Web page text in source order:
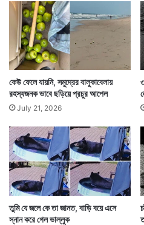
সেক্ষেত্রে কোনওভাবে পালাতে
তাহলে দুর্ঘটনা ঘটতে পারে। যা
গোটা শহরের ভালবাসা নিয়ে
জীবন কাটাচ্ছে খামার পলাতক ৩
ম
হি
কেউ ফেলে যায়নি, সমুদ্রের বালুকাবেলায়
রহস্যজনক ভাবে ছড়িয়ে প্রচুর আপেল
July 21, 2026
তুমি যে জলে কে তা জানত, বাড়ি বয়ে এসে
স্নান করে গেল ভাল্লুক